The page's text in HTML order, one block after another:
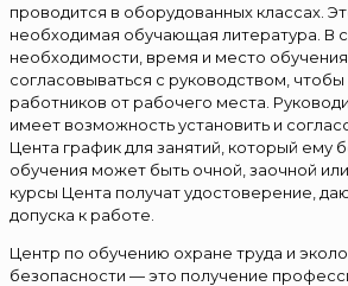
проводится в оборудованных классах.
необходимая обучающая литература. В
необходимости, время и место
согласовываться с руководством,
работников от рабочего места.
имеет возможность установить и
Цента график для занятий, который ему
обучения может быть очной, заочной
курсы Цента получат удостоверение,
допуска к работе.
Центр по обучению охране труда и
безопасности — это получение